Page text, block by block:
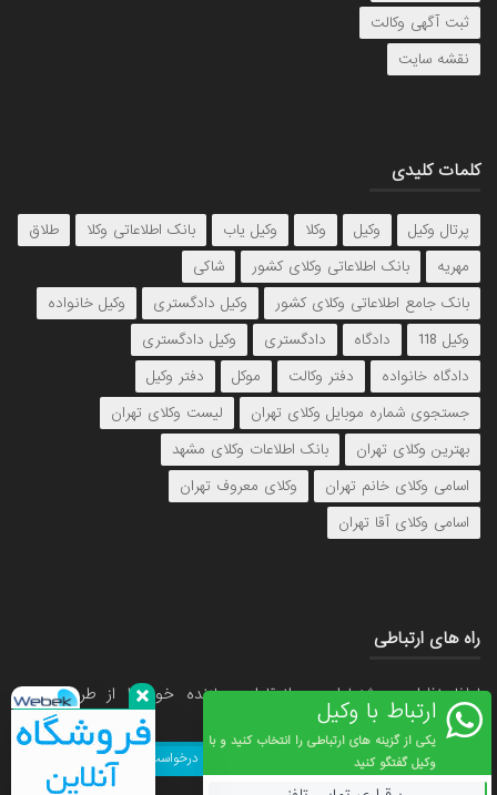
ارتباط با وکیل
یکی از گزینه های ارتباطی را انتخاب کنید و با
وکیلگفتگو کنید
ثبت آگهی وکالت
نقشه سایت
کلمات کلیدی
پرتال وکیل وکیل وکلا وکیل یاب بانک اطلاعاتی وکلا
طلاق
مهریه
بانک اطلاعاتی وکلای کشور
شاکی
بانک جامع اطلاعاتی وکلای کشور
وکیل دادگستری
وکیل خانواده
وکیل 118
دادگاه دادگستری
وکیل دادگستری
دادگاه خانواده
دفتر وکالت موکل
دفتر وکیل
جستجوی شماره موبایل وکلای تهران
لیست وکلای تهران
بهترین وکلای تهران
بانک اطلاعات وکلای مشهد
اسامی وکلای خانم تهران
وکلای معروف تهران
اسامی وکلای آقا تهران
راه های ارتباطی
لطفا نظرات، پیشنهادات و انتقادات سازنده خود را از طریق ایمیل
Info@Lawyer118.ir با ما در میان بگذارید.
ارسال درخواست